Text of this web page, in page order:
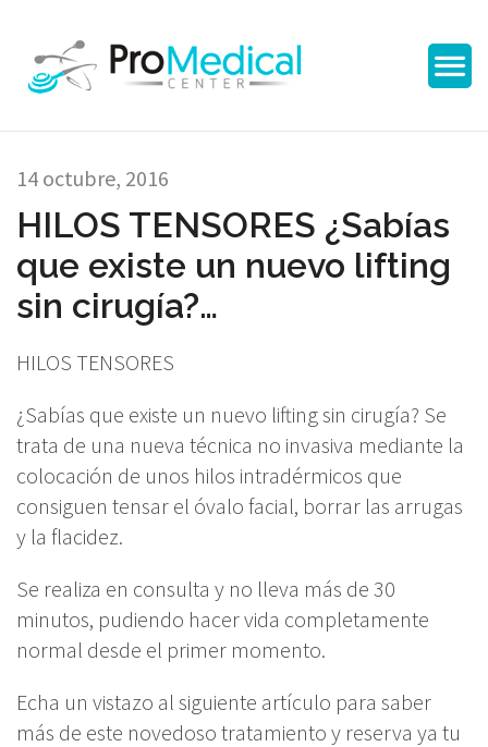
14 octubre, 2016
HILOS TENSORES ¿Sabías
que existe un nuevo lifting
sin cirugía?…
HILOS TENSORES
¿Sabías que existe un nuevo lifting sin cirugía? Se
trata de una nueva técnica no invasiva mediante la
colocación de unos hilos intradérmicos que
consiguen tensar el óvalo facial, borrar las arrugas
y la flacidez.
Se realiza en consulta y no lleva más de 30
minutos, pudiendo hacer vida completamente
normal desde el primer momento.
Echa un vistazo al siguiente artículo para saber
más de este novedoso tratamiento y reserva ya tu